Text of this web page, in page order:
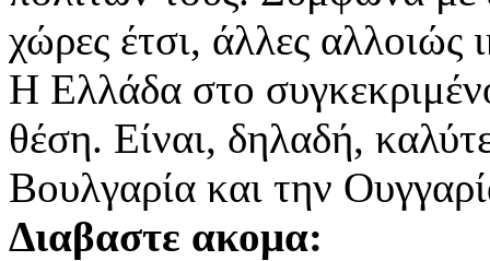
χώρες έτσι, άλλες αλλοιώς
Η Ελλάδα στο
θέση. Είναι, δηλαδή,
Βουλγαρία και την
Διαβαστε ακομα: